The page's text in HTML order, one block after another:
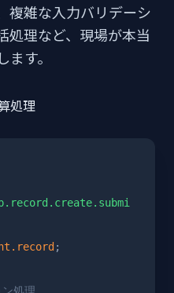
複雑な入力バリデーシ
処理など、現場が本当
す。
処理
;